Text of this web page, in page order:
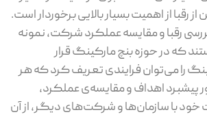
رقبا از اهمیت بسیار بالایی برخوردار است.
رقبا و مقایسه عملکرد شرکت، نمونه
که در حوزه بنچ مارکینگ قرار
را می‌توان فرایندی تعریف کرد که هر
پیشبرد اهداف و مقایسه‌ی عملکرد،
خود با سازمان‌ها و شرکت‌های دیگر، از آن